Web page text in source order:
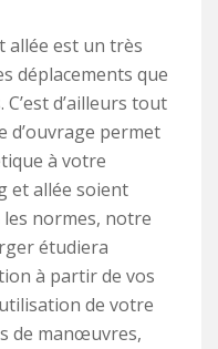
allée est un très
déplacements que
d’ailleurs tout
d’ouvrage permet
à votre
et allée soient
normes, notre
étudiera
à partir de vos
de votre
de manœuvres,